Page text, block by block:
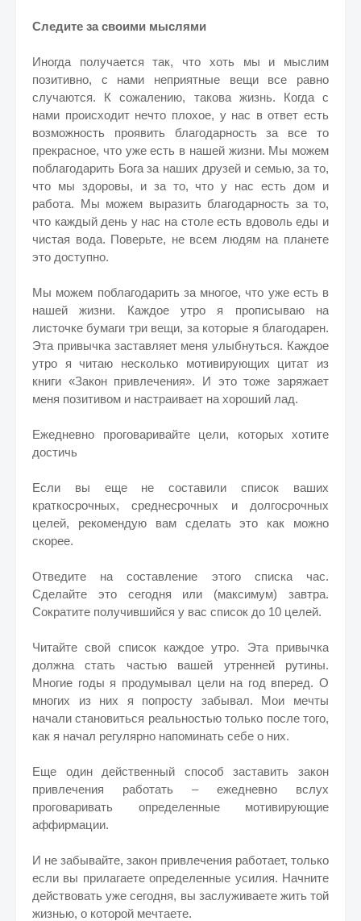
Следите за своими мыслями
Иногда получается так, что хоть мы и мыслим
позитивно, с нами неприятные вещи все равно
случаются. К сожалению, такова жизнь. Когда с
нами происходит нечто плохое, у нас в ответ есть
возможность проявить благодарность за все то
прекрасное, что уже есть в нашей жизни. Мы можем
поблагодарить Бога за наших друзей и семью, за то,
что мы здоровы, и за то, что у нас есть дом и
работа. Мы можем выразить благодарность за то,
что каждый день у нас на столе есть вдоволь еды и
чистая вода. Поверьте, не всем людям на планете
это доступно.
Мы можем поблагодарить за многое, что уже есть в
нашей жизни. Каждое утро я прописываю на
листочке бумаги три вещи, за которые я благодарен.
Эта привычка заставляет меня улыбнуться. Каждое
утро я читаю несколько мотивирующих цитат из
книги «Закон привлечения». И это тоже заряжает
меня позитивом и настраивает на хороший лад.
Ежедневно проговаривайте цели, которых хотите
достичь
Если вы еще не составили список ваших
краткосрочных, среднесрочных и долгосрочных
целей, рекомендую вам сделать это как можно
скорее.
Отведите на составление этого списка час.
Сделайте это сегодня или (максимум) завтра.
Сократите получившийся у вас список до 10 целей.
Читайте свой список каждое утро. Эта привычка
должна стать частью вашей утренней рутины.
Многие годы я продумывал цели на год вперед. О
многих из них я попросту забывал. Мои мечты
начали становиться реальностью только после того,
как я начал регулярно напоминать себе о них.
Еще один действенный способ заставить закон
привлечения работать – ежедневно вслух
проговаривать определенные мотивирующие
аффирмации.
И не забывайте, закон привлечения работает, только
если вы прилагаете определенные усилия. Начните
действовать уже сегодня, вы заслуживаете жить той
жизнью, о которой мечтаете.